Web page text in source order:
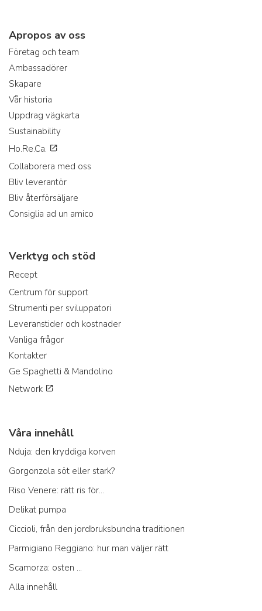
Apropos av oss
Företag och team
Ambassadörer
Skapare
Vår historia
Uppdrag vägkarta
Sustainability
Ho.Re.Ca.
Collaborera med oss
Bliv leverantör
Bliv återförsäljare
Consiglia ad un amico
Verktyg och stöd
Recept
Centrum för support
Strumenti per sviluppatori
Leveranstider och kostnader
Vanliga frågor
Kontakter
Ge Spaghetti & Mandolino
Network
Våra innehåll
Nduja: den kryddiga korven
Gorgonzola söt eller stark?
Riso Venere: rätt ris för...
Delikat pumpa
Ciccioli, från den jordbruksbundna traditionen
Parmigiano Reggiano: hur man väljer rätt
Scamorza: osten ...
Alla innehåll